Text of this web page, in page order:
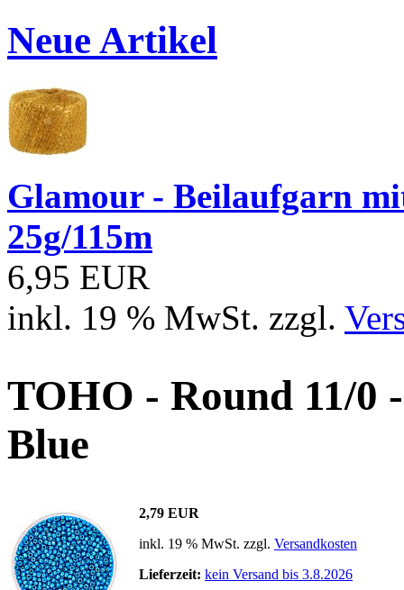
Neue Artikel
Glamour - Beilaufgarn
25g/115m
6,95 EUR
inkl. 19 % MwSt. zzgl.
TOHO - Round 11/0
Blue
2,79 EUR
inkl. 19 % MwSt. zzgl. Versandkosten
Lieferzeit: kein Versand bis 3.8.2026